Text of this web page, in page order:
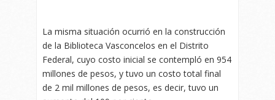
La misma situación ocurrió en la construcción
de la Biblioteca Vasconcelos en el Distrito
Federal, cuyo costo inicial se contempló en 954
millones de pesos, y tuvo un costo total final
de 2 mil millones de pesos, es decir, tuvo un